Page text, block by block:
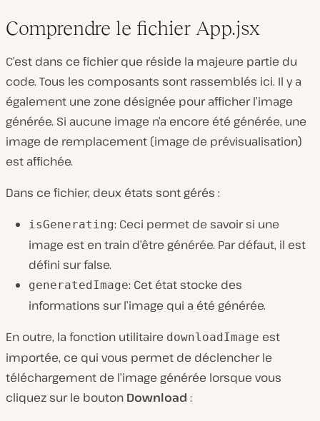
Comprendre le fichier App.jsx
C’est dans ce fichier que réside la majeure partie du
code. Tous les composants sont rassemblés ici. Il y a
également une zone désignée pour afficher l’image
générée. Si aucune image n’a encore été générée, une
image de remplacement (image de prévisualisation)
est affichée.
Dans ce fichier, deux états sont gérés :
isGenerating: Ceci permet de savoir si une
image est en train d’être générée. Par défaut, il est
défini sur false.
generatedImage: Cet état stocke des
informations sur l’image qui a été générée.
En outre, la fonction utilitaire downloadImage est
importée, ce qui vous permet de déclencher le
téléchargement de l’image générée lorsque vous
cliquez sur le bouton Download :